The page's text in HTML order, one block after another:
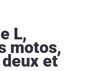
L,
motos,
et